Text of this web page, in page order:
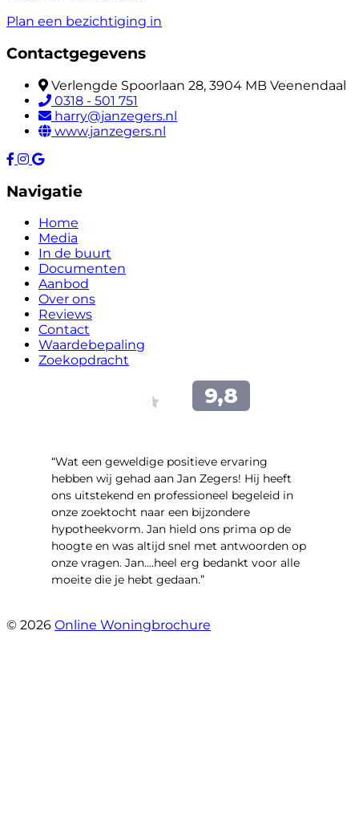
Plan een bezichtiging in
Contactgegevens
Verlengde Spoorlaan 28, 3904 MB Veenendaal
0318 - 501 751
harry@janzegers.nl
www.janzegers.nl
Navigatie
Home
Media
In de buurt
Documenten
Aanbod
Over ons
Reviews
Contact
Waardebepaling
Zoekopdracht
“Wat een geweldige positieve ervaring
hebben wij gehad aan Jan Zegers! Hij heeft
ons uitstekend en professioneel begeleid in
onze zoektocht naar een bijzondere
hypotheekvorm. Jan hield ons prima op de
hoogte en was altijd snel met antwoorden op
onze vragen. Jan....heel erg bedankt voor alle
moeite die je hebt gedaan.”
© 2026 Online Woningbrochure